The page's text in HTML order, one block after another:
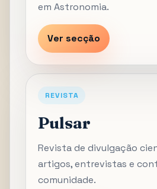
em Astronomia.
Ver secção
REVISTA
Pulsar
Revista de divulgação
artigos, entrevistas e
comunidade.